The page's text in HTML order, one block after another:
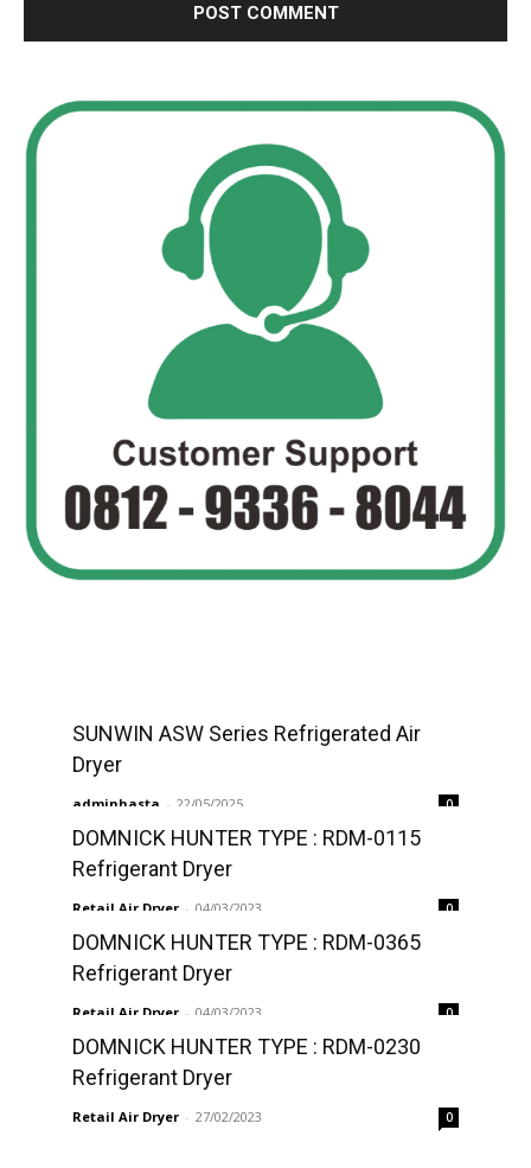
SUNWIN ASW Series Refrigerated Air
Dryer
adminhasta - 22/05/2025 0
DOMNICK HUNTER TYPE : RDM-0115
Refrigerant Dryer
Retail Air Dryer - 04/03/2023 0
DOMNICK HUNTER TYPE : RDM-0365
Refrigerant Dryer
Retail Air Dryer - 04/03/2023 0
DOMNICK HUNTER TYPE : RDM-0230
Refrigerant Dryer
Retail Air Dryer - 27/02/2023 0